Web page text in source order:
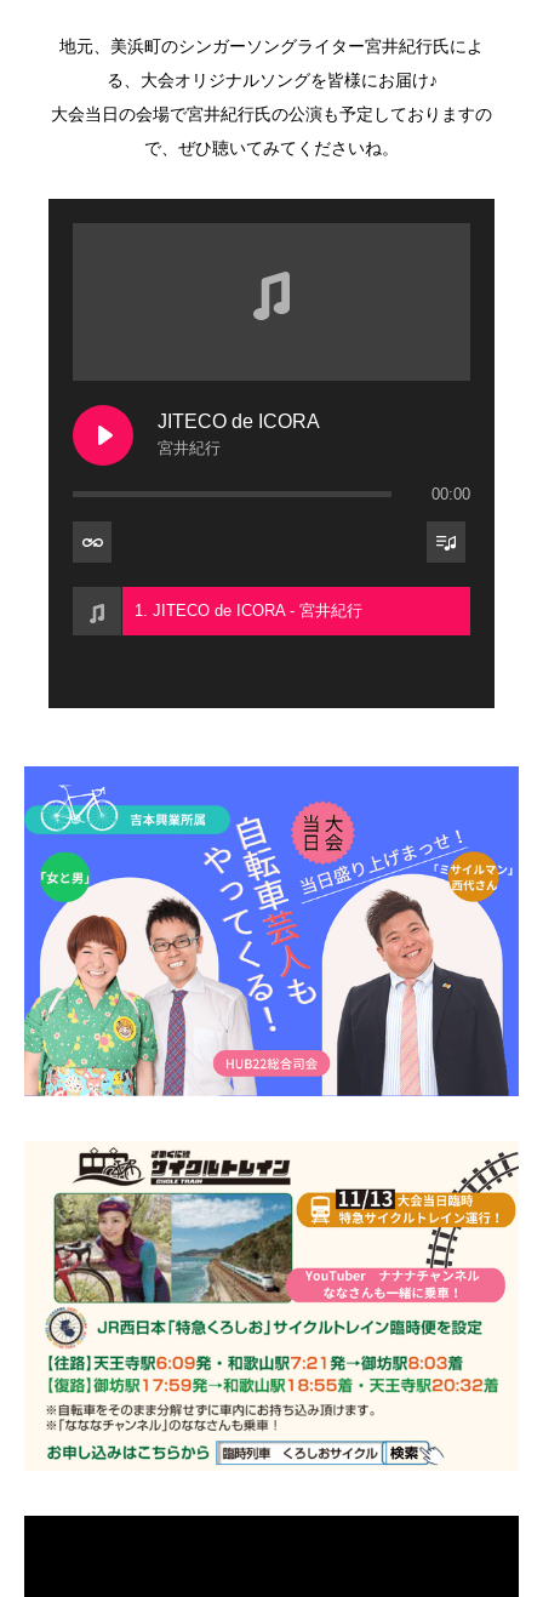
地元、美浜町のシンガーソングライター宮井紀行氏によ
る、大会オリジナルソングを皆様にお届け♪
大会当日の会場で宮井紀行氏の公演も予定しておりますの
で、ぜひ聴いてみてくださいね。
JITECO de ICORA
宮井紀行
00:00
1. JITECO de ICORA - 宮井紀行